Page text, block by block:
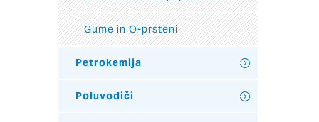
Gume in O-prsteni
Petrokemija
Poluvodiči